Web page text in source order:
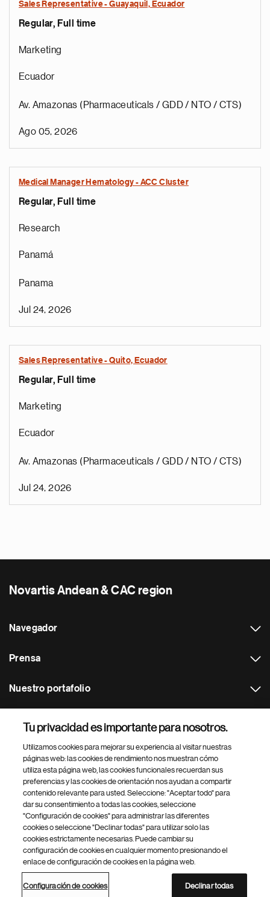
Sales Representative - Guayaquil, Ecuador
Regular, Full time
Marketing
Ecuador
Av. Amazonas (Pharmaceuticals / GDD / NTO / CTS)
Ago 05, 2026
Medical Manager Hematology - ACC Cluster
Regular, Full time
Research
Panamá
Panama
Jul 24, 2026
Sales Representative - Quito, Ecuador
Regular, Full time
Marketing
Ecuador
Av. Amazonas (Pharmaceuticals / GDD / NTO / CTS)
Jul 24, 2026
Novartis Andean & CAC region
Navegador
Prensa
Nuestro portafolio
Footer Site Search
inferior
del
© 2026 Novartis AG
Política de privacidad Términos de uso
Accesibilidad
Configuración de cookies
Mapa del sitio
Tu privacidad es importante para nosotros.
Utilizamos cookies para mejorar su experiencia al visitar nuestras
páginas web: las cookies de rendimiento nos muestran cómo
utiliza esta página web, las cookies funcionales recuerdan sus
preferencias y las cookies de orientación nos ayudan a compartir
contenido relevante para usted. Seleccione: "Aceptar todo" para
dar su consentimiento a todas las cookies, seleccione
"Configuración de cookies" para administrar las diferentes
cookies o seleccione "Declinar todas" para utilizar solo las
cookies estrictamente necesarias. Puede cambiar su
configuración de cookies en cualquier momento presionando el
enlace de configuración de cookies en la página web.
Configuración de cookies Declinar todas